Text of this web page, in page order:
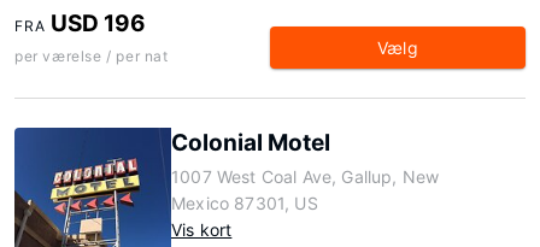
FRA USD 196
per værelse / per nat Vælg
Colonial Motel
1007 West Coal Ave, Gallup, New
Mexico 87301, US
Vis kort